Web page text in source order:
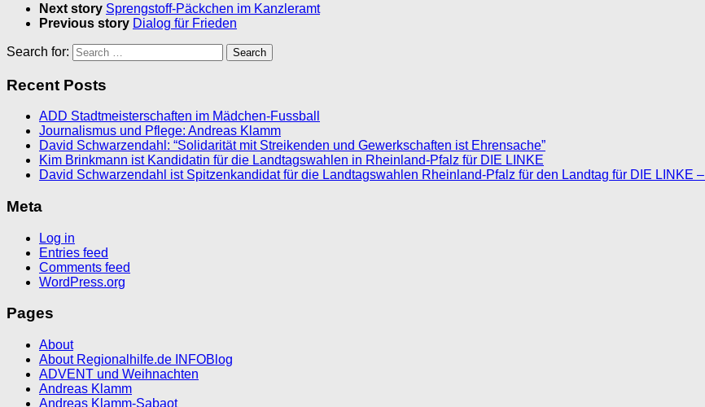
Next story Sprengstoff-Päckchen im Kanzleramt
Previous story Dialog für Frieden
Search for:
Recent Posts
ADD Stadtmeisterschaften im Mädchen-Fussball
Journalismus und Pflege: Andreas Klamm
David Schwarzendahl: “Solidarität mit Streikenden und Gewerkschaften ist Ehrensache”
Kim Brinkmann ist Kandidatin für die Landtagswahlen in Rheinland-Pfalz für DIE LINKE
David Schwarzendahl ist Spitzenkandidat für die Landtagswahlen Rheinland-Pfalz für den Landtag für DIE LINKE
Meta
Log in
Entries feed
Comments feed
WordPress.org
Pages
About
About Regionalhilfe.de INFOBlog
ADVENT und Weihnachten
Andreas Klamm
Andreas Klamm-Sabaot